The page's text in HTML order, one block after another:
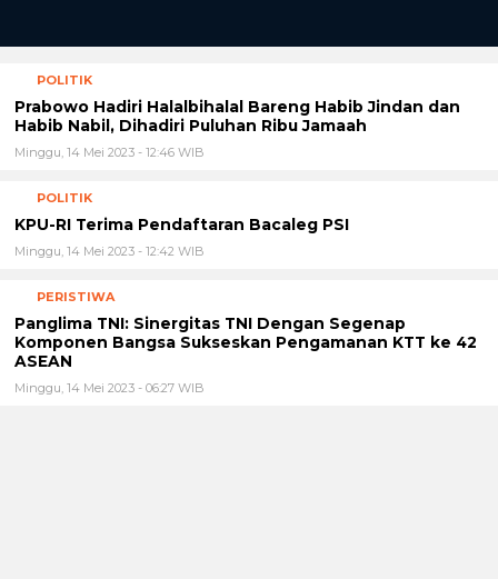
POLITIK
Prabowo Hadiri Halalbihalal Bareng Habib Jindan dan
Habib Nabil, Dihadiri Puluhan Ribu Jamaah
Minggu, 14 Mei 2023 - 12:46 WIB
POLITIK
KPU-RI Terima Pendaftaran Bacaleg PSI
Minggu, 14 Mei 2023 - 12:42 WIB
PERISTIWA
Panglima TNI: Sinergitas TNI Dengan Segenap
Komponen Bangsa Sukseskan Pengamanan KTT ke 42
ASEAN
Minggu, 14 Mei 2023 - 06:27 WIB